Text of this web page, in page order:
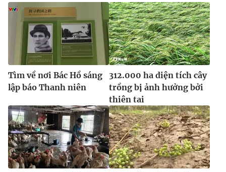
Tìm về nơi Bác Hồ sáng
lập báo Thanh niên
312.000 ha diện tích cây
trồng bị ảnh hưởng bởi
thiên tai